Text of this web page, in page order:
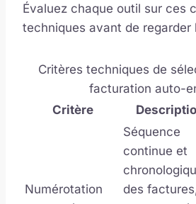
Évaluez chaque outil sur ces
techniques avant de regarder
Critères techniques de
facturation auto-
Critère
Numérotation
Séquence
continue et
des